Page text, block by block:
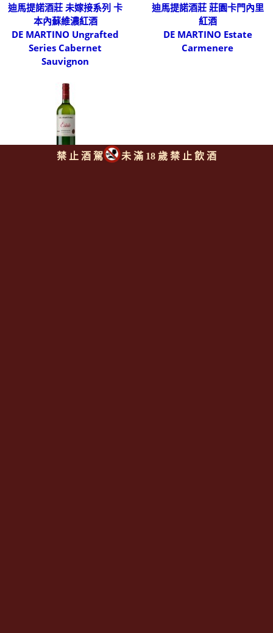
迪馬提諾酒莊 未嫁接系列 卡
本內蘇維濃紅酒
DE MARTINO Ungrafted
Series Cabernet
Sauvignon
迪馬提諾酒莊 莊園卡門內里
紅酒
DE MARTINO Estate
Carmenere
禁 止 酒 駕 未 滿 18 歲 禁 止 飲 酒